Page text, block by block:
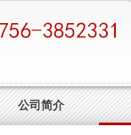
公司简介